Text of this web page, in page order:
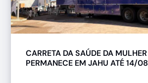
CARRETA DA SAÚDE DA MULHER
PERMANECE EM JAHU ATÉ 14/08